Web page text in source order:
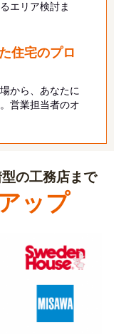
エリア検討ま
住宅のプロ
から、あなたに
営業担当者のオ
の工務店まで
ップ